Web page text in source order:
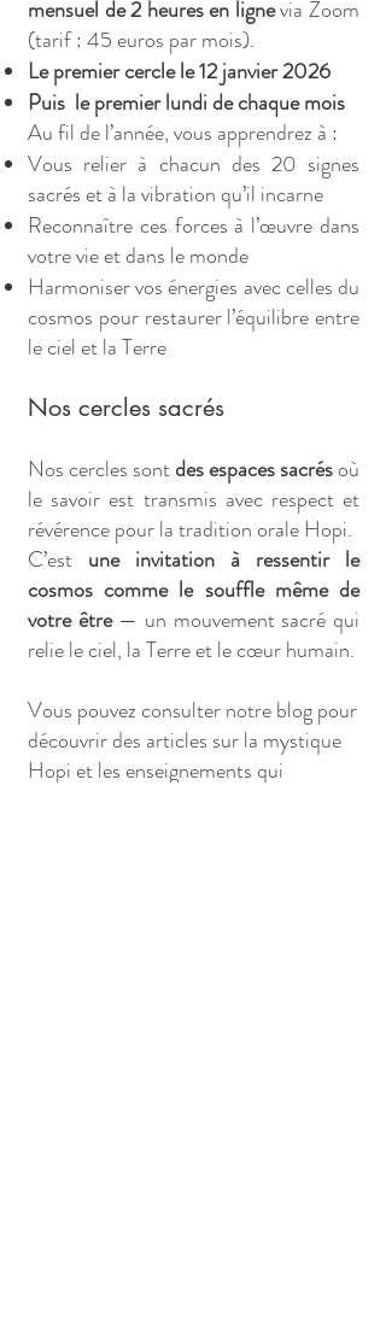
mensuel de 2 heures en lignevia Zoom
(tarif : 45 euros par mois).
Le premier cercle le 12 janvier 2026
Puis le premier lundi de chaque mois
Au fil de l’année, vous apprendrez à :
Vous relier à chacun des 20 signes
sacrés et à la vibration qu’il incarne
Reconnaître ces forces à l’œuvre dans
votre vie et dans le monde
Harmoniser vos énergies avec celles du
cosmos pour restaurer l’équilibre entre
le ciel et la Terre
Nos cercles sacrés
Nos cercles sontdes espaces sacrésoù
le savoir est transmis avec respect et
révérence pour la tradition orale Hopi.
C’est une invitation à ressentir le
cosmos comme le souffle même de
votre être— un mouvement sacré qui
relie le ciel, la Terre et le cœur humain.
Vous pouvez consulter notre blog pour
découvrir des articles sur la mystique
Hopi et les enseignements qui